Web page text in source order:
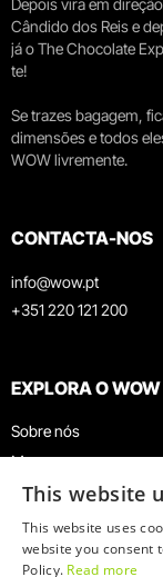
Depois vira em
Cândido dos Reis e
já o The Chocolate
te!
Se trazes bagagem,
dimensões e todos
WOW livremente.
CONTACTA-NOS
info@wow.pt
+351 220 121 200
EXPLORA O WOW
Sobre nós
Museus
Agenda
Notícias
Restaurantes
This website
This website uses
website you consent
Policy. Read more